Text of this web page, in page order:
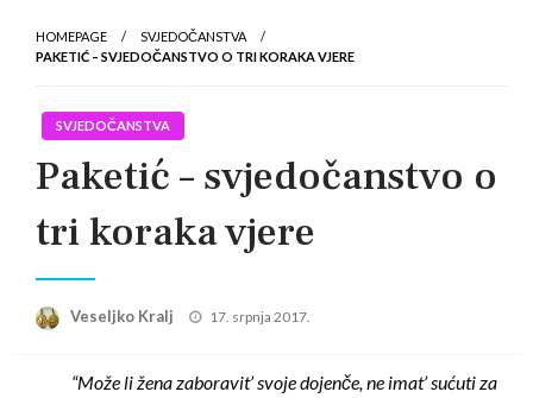
HOMEPAGE
SVJEDOČANSTVA
PAKETIĆ – SVJEDOČANSTVO O TRI KORAKA VJERE
SVJEDOČANSTVA
Paketić – svjedočanstvo o
tri koraka vjere
Veseljko Kralj
Posted
17. srpnja 2017.
“Može li žena zaboravit’ svoje dojenče,ne imat’ sućuti za